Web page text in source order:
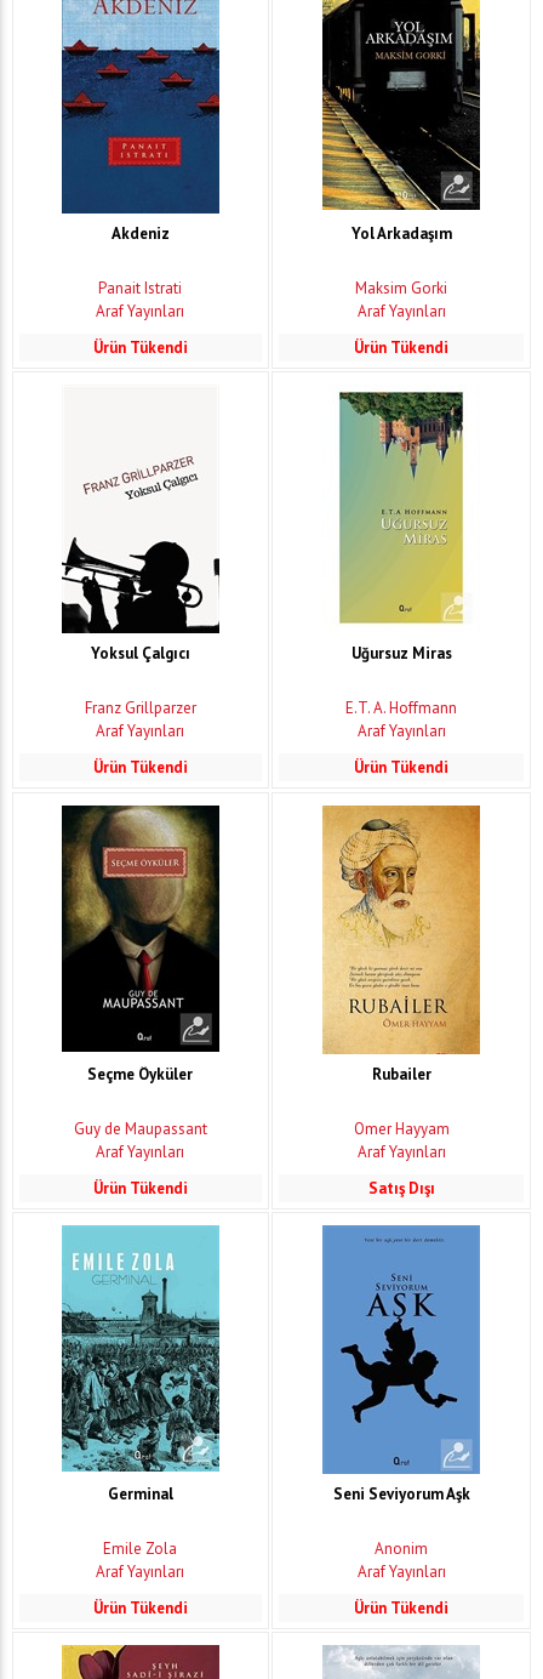
Akdeniz
Panait Istrati
Araf Yayınları
Ürün Tükendi
Yol Arkadaşım
Maksim Gorki
Araf Yayınları
Ürün Tükendi
Yoksul Çalgıcı
Franz Grillparzer
Araf Yayınları
Ürün Tükendi
Uğursuz Miras
E.T. A. Hoffmann
Araf Yayınları
Ürün Tükendi
Seçme Öyküler
Guy de Maupassant
Araf Yayınları
Ürün Tükendi
Rubailer
Ömer Hayyam
Araf Yayınları
Satış Dışı
Germinal
Emile Zola
Araf Yayınları
Ürün Tükendi
Seni Seviyorum Aşk
Anonim
Araf Yayınları
Ürün Tükendi